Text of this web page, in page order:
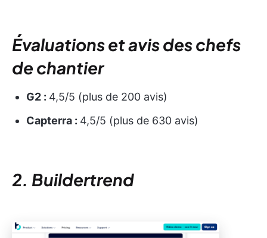
Évaluations et avis des chefs
de chantier
G2 : 4,5/5 (plus de 200 avis)
Capterra : 4,5/5 (plus de 630 avis)
2. Buildertrend